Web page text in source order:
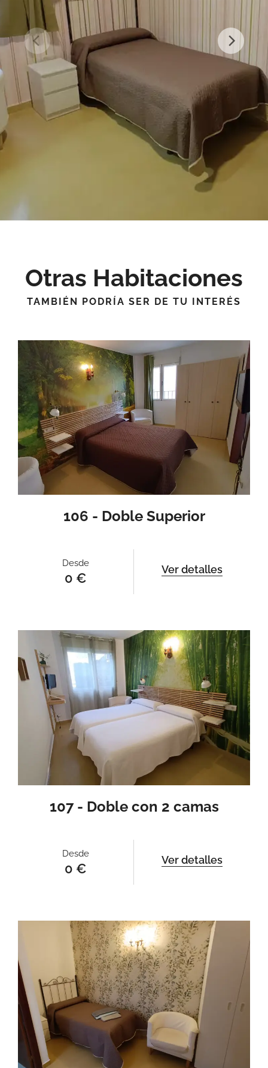
Otras Habitaciones
TAMBIÉN PODRÍA SER DE TU INTERÉS
106 - Doble Superior
Desde
0 €
Ver detalles
107 - Doble con 2 camas
Desde
0 €
Ver detalles